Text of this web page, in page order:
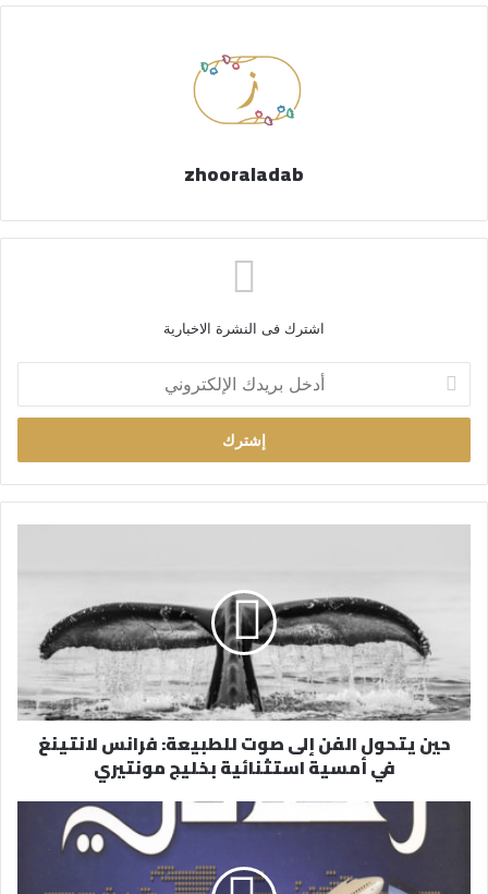
zhooraladab
اشترك فى النشرة الاخبارية
خ
ب
ر
ت
ر
حين يتحول الفن إلى صوت للطبيعة: فرانس لانتينغ
في أمسية استثنائية بخليج مونتيري